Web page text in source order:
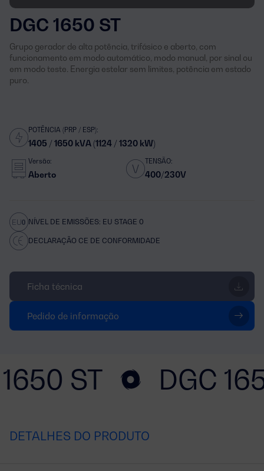
DGC 1650 ST
Grupo gerador de alta potência, trifásico e aberto, com
funcionamento em modo automático, modo manual, por sinal ou
em modo teste. Energia estelar sem limites, potência em estado
puro.
POTÊNCIA (PRP / ESP):
1405 / 1650 kVA (1124 / 1320 kW)
Versão:
Aberto
TENSÃO:
400/230V
NÍVEL DE EMISSÕES: EU STAGE 0
DECLARAÇÃO CE DE CONFORMIDADE
Ficha técnica
Pedido de informação
ST DGC
DETALHES DO PRODUTO